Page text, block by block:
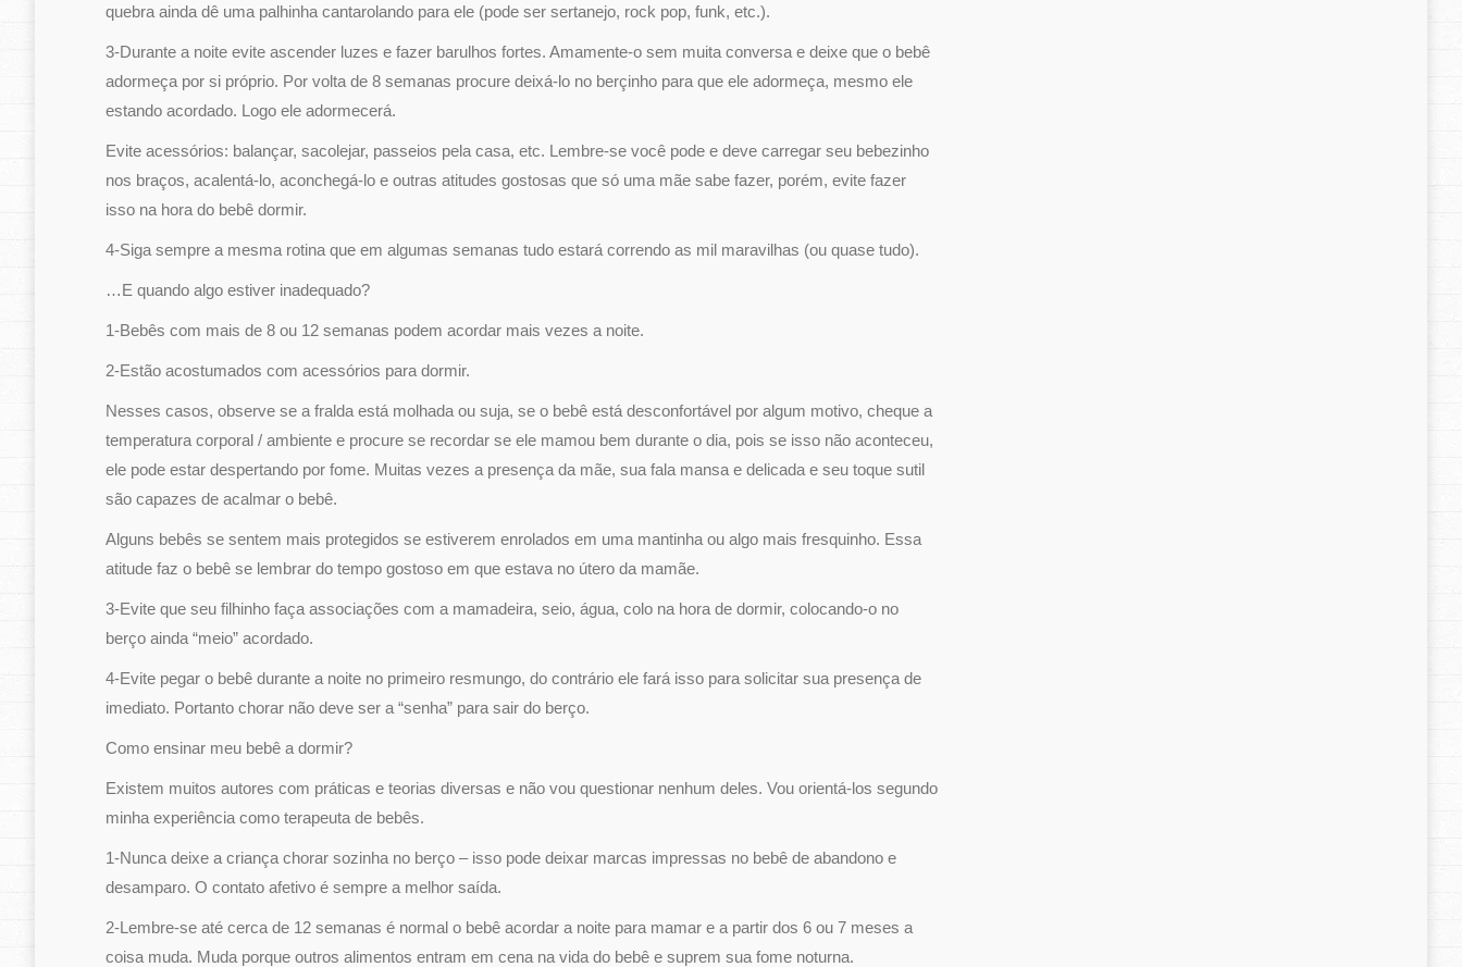
quebra ainda dê uma palhinha cantarolando para ele (pode ser sertanejo, rock pop, funk, etc.).
3-Durante a noite evite ascender luzes e fazer barulhos fortes. Amamente-o sem muita conversa e deixe que o bebê
adormeça por si próprio. Por volta de 8 semanas procure deixá-lo no berçinho para que ele adormeça, mesmo ele
estando acordado. Logo ele adormecerá.
Evite acessórios: balançar, sacolejar, passeios pela casa, etc. Lembre-se você pode e deve carregar seu bebezinho
nos braços, acalentá-lo, aconchegá-lo e outras atitudes gostosas que só uma mãe sabe fazer, porém, evite fazer
isso na hora do bebê dormir.
4-Siga sempre a mesma rotina que em algumas semanas tudo estará correndo as mil maravilhas (ou quase tudo).
…E quando algo estiver inadequado?
1-Bebês com mais de 8 ou 12 semanas podem acordar mais vezes a noite.
2-Estão acostumados com acessórios para dormir.
Nesses casos, observe se a fralda está molhada ou suja, se o bebê está desconfortável por algum motivo, cheque a
temperatura corporal / ambiente e procure se recordar se ele mamou bem durante o dia, pois se isso não aconteceu,
ele pode estar despertando por fome. Muitas vezes a presença da mãe, sua fala mansa e delicada e seu toque sutil
são capazes de acalmar o bebê.
Alguns bebês se sentem mais protegidos se estiverem enrolados em uma mantinha ou algo mais fresquinho. Essa
atitude faz o bebê se lembrar do tempo gostoso em que estava no útero da mamãe.
3-Evite que seu filhinho faça associações com a mamadeira, seio, água, colo na hora de dormir, colocando-o no
berço ainda “meio” acordado.
4-Evite pegar o bebê durante a noite no primeiro resmungo, do contrário ele fará isso para solicitar sua presença de
imediato. Portanto chorar não deve ser a “senha” para sair do berço.
Como ensinar meu bebê a dormir?
Existem muitos autores com práticas e teorias diversas e não vou questionar nenhum deles. Vou orientá-los segundo
minha experiência como terapeuta de bebês.
1-Nunca deixe a criança chorar sozinha no berço – isso pode deixar marcas impressas no bebê de abandono e
desamparo. O contato afetivo é sempre a melhor saída.
2-Lembre-se até cerca de 12 semanas é normal o bebê acordar a noite para mamar e a partir dos 6 ou 7 meses a
coisa muda. Muda porque outros alimentos entram em cena na vida do bebê e suprem sua fome noturna.